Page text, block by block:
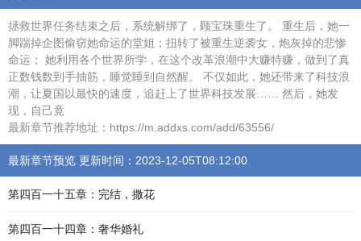
拯救世界任务结束之后，系统解绑了，顾宝珠重生了。 重生后，她一
脚踹掉企图偷窃她命运的堂姐；扭转了被重生逆袭女，炮灰掉的悲惨
命运； 她利用各个世界所学，在这个改革浪潮中大赚特赚，做到了真
正数钱数到手抽筋，睡觉睡到自然醒。 不仅如此，她还带来了科技浪
潮，让夏国以最快的速度，追赶上了世界科技发展…… 然后，她发
现，自己竟
最新章节推荐地址：https://m.addxs.com/add/63556/
最新章节预览 更新时间：2023-12-05T08:12:00
第四百一十五章：完结，撒花
第四百一十四章：奢华婚礼